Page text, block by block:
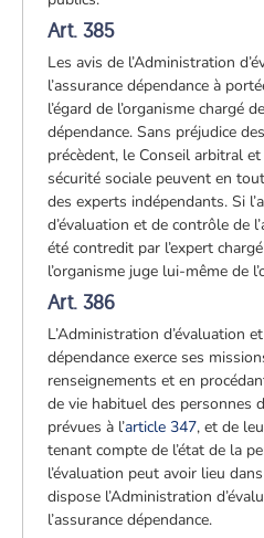
Art. 385
Les avis de l’Administration
l’assurance dépendance à
l’égard de l’organisme chargé
dépendance. Sans préjudice
précèdent, le Conseil arbitral
sécurité sociale peuvent en
des experts indépendants. Si
d’évaluation et de contrôle de
été contredit par l’expert
l’organisme juge lui-même de
Art. 386
L’Administration d’évaluation
dépendance exerce ses
renseignements et en
de vie habituel des personnes
prévues à l’article 347, et de
tenant compte de l’état de la
l’évaluation peut avoir lieu
dispose l’Administration
l’assurance dépendance.